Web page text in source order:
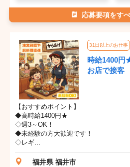
応募要項をす
31日以上のお仕事
時給1400円
お店で接客
【おすすめポイント】
◆高時給1400円★
◇週3～OK！
◆未経験の方大歓迎です！
◇レギ...
福井県 福井市